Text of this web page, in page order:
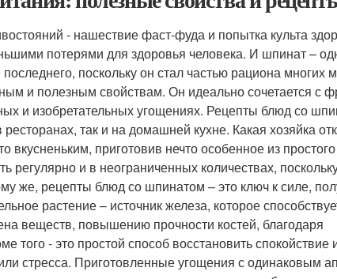
- нашествие фаст-фуда и попытка культа
потерями для здоровья человека. И шпинат –
поскольку он стал частью рациона многих
и полезным свойствам. Он идеально сочетается с
и изобретательных угощениях. Рецепты блюд со
так и на домашней кухне. Какая хозяйка
приготовив нечто особенное из
и в неограниченных количествах,
же, рецепты блюд со шпинатом – это ключ к силе,
растение – источник железа, которое
веществ, повышению прочности костей, благодаря
того - это простой способ восстановить спокойствие
стресса. Приготовленные угощения с одинаковым